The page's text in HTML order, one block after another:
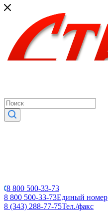
8 800 500-33-73
8 800 500-33-73Единый номер
8 (343) 288-77-75Тел./факс